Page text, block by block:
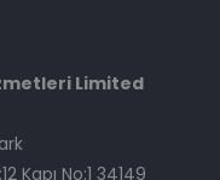
Limited
Kapı No:1 34149